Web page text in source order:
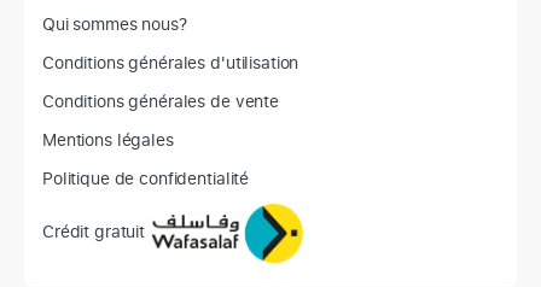
Qui sommes nous?
Conditions générales d'utilisation
Conditions générales de vente
Mentions légales
Politique de confidentialité
Crédit gratuit